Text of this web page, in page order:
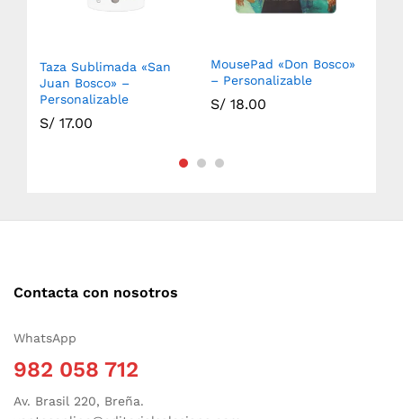
Taza Sublimada «San
Juan Bosco» –
Personalizable
S/ 17.00
MousePad «Don Bosco»
– Personalizable
S/ 18.00
Contacta con nosotros
WhatsApp
982 058 712
Av. Brasil 220, Breña.